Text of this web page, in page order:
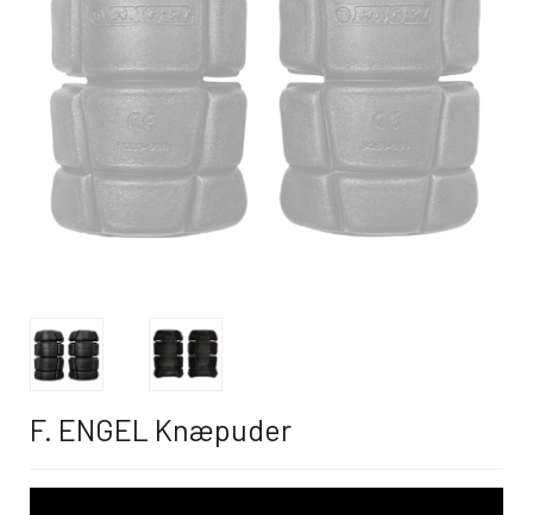
F. ENGEL Knæpuder